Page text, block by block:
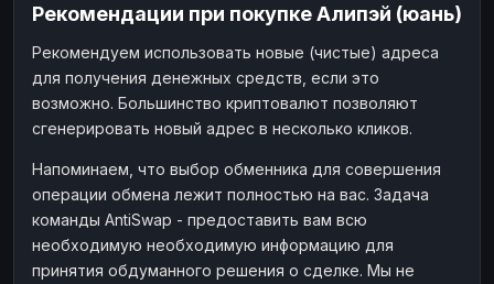
Рекомендации при покупке Алипэй (юань)
Рекомендуем использовать новые (чистые) адреса
для получения денежных средств, если это
возможно. Большинство криптовалют позволяют
сгенерировать новый адрес в несколько кликов.
Напоминаем, что выбор обменника для совершения
операции обмена лежит полностью на вас. Задача
команды AntiSwap - предоставить вам всю
необходимую необходимую информацию для
принятия обдуманного решения о сделке. Мы не